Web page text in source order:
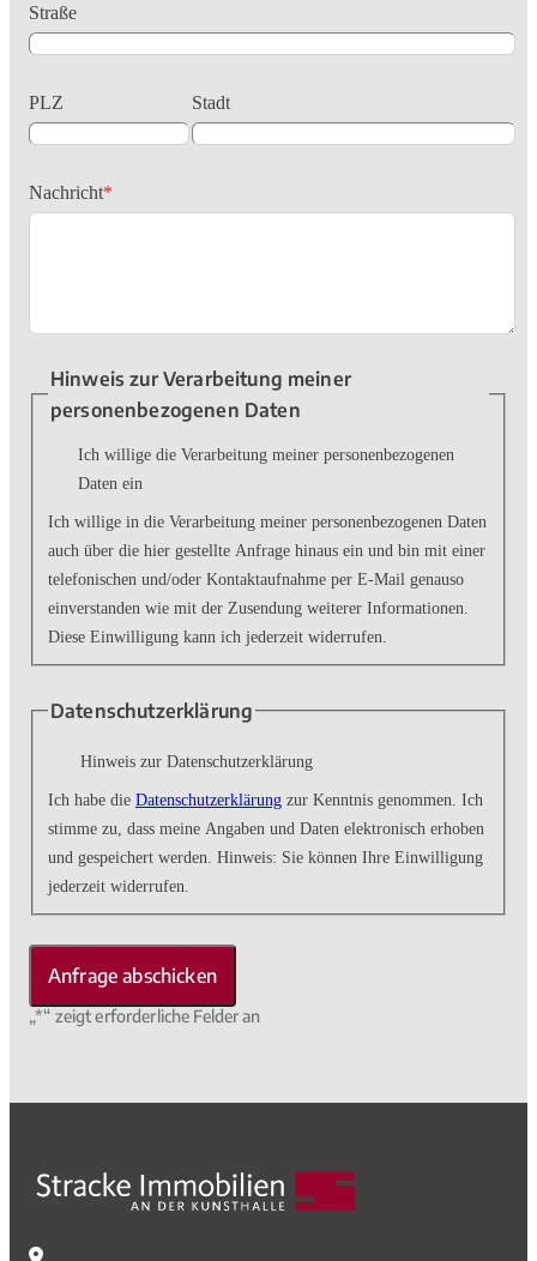
„*“ zeigt erforderliche Felder an
Straße
PLZ Stadt
Nachricht*
Hinweis zur Verarbeitung meiner
personenbezogenen Daten
Ich willige die Verarbeitung meiner personenbezogenen
Daten ein
Ich willige in die Verarbeitung meiner personenbezogenen Daten
auch über die hier gestellte Anfrage hinaus ein und bin mit einer
telefonischen und/oder Kontaktaufnahme per E-Mail genauso
einverstanden wie mit der Zusendung weiterer Informationen.
Diese Einwilligung kann ich jederzeit widerrufen.
Datenschutzerklärung
Hinweis zur Datenschutzerklärung
Ich habe die Datenschutzerklärung zur Kenntnis genommen. Ich
stimme zu, dass meine Angaben und Daten elektronisch erhoben
und gespeichert werden. Hinweis: Sie können Ihre Einwilligung
jederzeit widerrufen.